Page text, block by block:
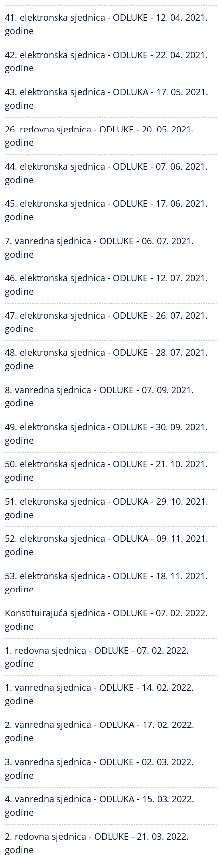
41. elektronska sjednica - ODLUKE - 12. 04. 2021.
godine
42. elektronska sjednica - ODLUKE - 22. 04. 2021.
godine
43. elektronska sjednica - ODLUKA - 17. 05. 2021.
godine
26. redovna sjednica - ODLUKE - 20. 05. 2021.
godine
44. elektronska sjednica - ODLUKE - 07. 06. 2021.
godine
45. elektronska sjednica - ODLUKE - 17. 06. 2021.
godine
7. vanredna sjednica - ODLUKE - 06. 07. 2021.
godine
46. elektronska sjednica - ODLUKE - 12. 07. 2021.
godine
47. elektronska sjednica - ODLUKE - 26. 07. 2021.
godine
48. elektronska sjednica - ODLUKE - 28. 07. 2021.
godine
8. vanredna sjednica - ODLUKE - 07. 09. 2021.
godine
49. elektronska sjednica - ODLUKE - 30. 09. 2021.
godine
50. elektronska sjednica - ODLUKE - 21. 10. 2021.
godine
51. elektronska sjednica - ODLUKA - 29. 10. 2021.
godine
52. elektronska sjednica - ODLUKA - 09. 11. 2021.
godine
53. elektronska sjednica - ODLUKE - 18. 11. 2021.
godine
Konstituirajuća sjednica - ODLUKE - 07. 02. 2022.
godine
1. redovna sjednica - ODLUKE - 07. 02. 2022.
godine
1. vanredna sjednica - ODLUKE - 14. 02. 2022.
godine
2. vanredna sjednica - ODLUKA - 17. 02. 2022.
godine
3. vanredna sjednica - ODLUKE - 02. 03. 2022.
godine
4. vanredna sjednica - ODLUKA - 15. 03. 2022.
godine
2. redovna sjednica - ODLUKE - 21. 03. 2022.
godine